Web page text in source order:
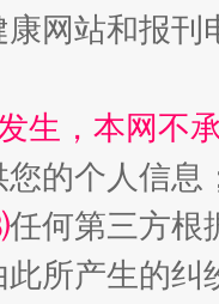
生
网站和报
生，本网不
的个人信息
任何第三方根
所产生的纠